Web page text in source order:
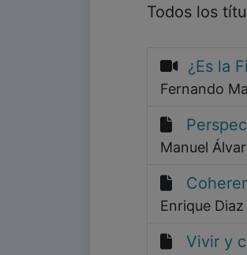
Todos los
¿Es la
Fernando
Manuel
Enrique
Vivir y